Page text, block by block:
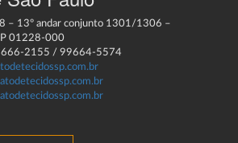
– 13º andar conjunto 1301/1306 –
01228-000
2155 / 99664-5574